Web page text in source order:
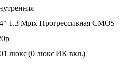
1.3 Mpix Прогрессивная CMOS
люкс (0 люкс ИК вкл.)